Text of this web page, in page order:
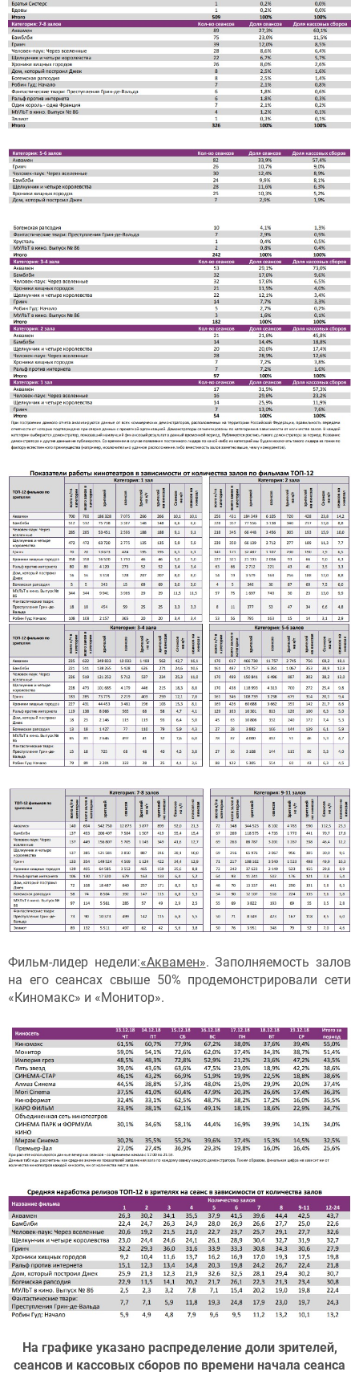
Фильм-лидер недели:«Аквамен». Заполняемость залов
на его сеансах свыше 50% продемонстрировали сети
«Киномакс» и «Монитор».
На графике указано распределение доли зрителей,
сеансов и кассовых сборов по времени начала сеанса